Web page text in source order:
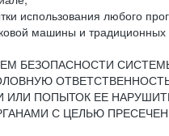
использования любого
машины и
БЕЗОПАСНОСТИ
ПОПЫТОК ЕЕ
С ЦЕЛЬЮ